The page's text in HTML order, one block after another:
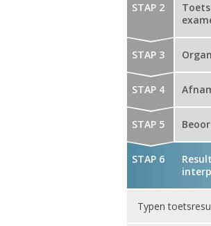
STAP 2
STAP 3
STAP 4
STAP 5
STAP 6
Typen